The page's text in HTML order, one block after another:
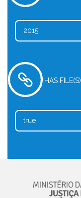
2015
HAS FILE(S)
true